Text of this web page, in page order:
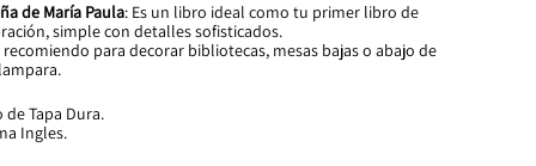
de María Paula: Es un libro ideal como tu primer libro de
simple con detalles sofisticados.
recomiendo para decorar bibliotecas, mesas bajas o abajo de
de Tapa Dura.
Ingles.